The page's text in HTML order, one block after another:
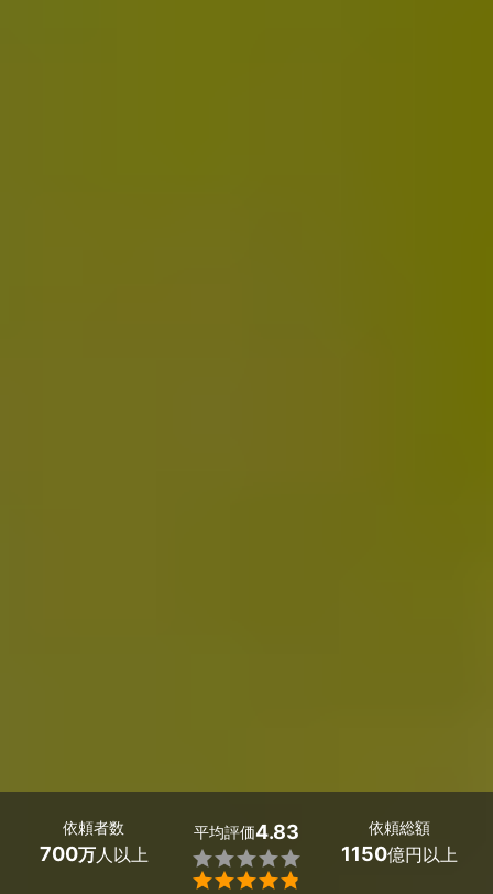
依頼者数
700万人以上
平均評価4.83


依頼総額
1150億円以上